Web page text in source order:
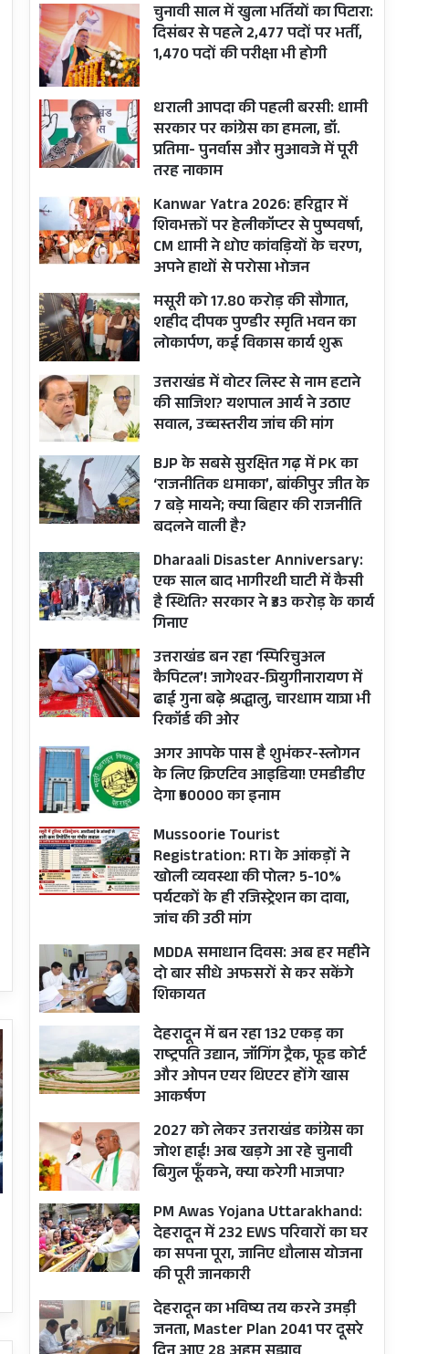
चुनावी साल में खुला भर्तियों का पिटारा:
दिसंबर से पहले 2,477 पदों पर भर्ती,
1,470 पदों की परीक्षा भी होगी
धराली आपदा की पहली बरसी: धामी
सरकार पर कांग्रेस का हमला, डॉ.
प्रतिमा- पुनर्वास और मुआवजे में पूरी
तरह नाकाम
Kanwar Yatra 2026: हरिद्वार में
शिवभक्तों पर हेलीकॉप्टर से पुष्पवर्षा,
CM धामी ने धोए कांवड़ियों के चरण,
अपने हाथों से परोसा भोजन
मसूरी को 17.80 करोड़ की सौगात,
शहीद दीपक पुण्डीर स्मृति भवन का
लोकार्पण, कई विकास कार्य शुरू
उत्तराखंड में वोटर लिस्ट से नाम हटाने
की साजिश? यशपाल आर्य ने उठाए
सवाल, उच्चस्तरीय जांच की मांग
BJP के सबसे सुरक्षित गढ़ में PK का
‘राजनीतिक धमाका’, बांकीपुर जीत के
7 बड़े मायने; क्या बिहार की राजनीति
बदलने वाली है?
Dharaali Disaster Anniversary:
एक साल बाद भागीरथी घाटी में कैसी
है स्थिति? सरकार ने ₹33 करोड़ के कार्य
गिनाए
उत्तराखंड बन रहा ‘स्पिरिचुअल
कैपिटल’! जागेश्वर-त्रियुगीनारायण में
ढाई गुना बढ़े श्रद्धालु, चारधाम यात्रा भी
रिकॉर्ड की ओर
अगर आपके पास है शुभंकर-स्लोगन
के लिए क्रिएटिव आइडिया! एमडीडीए
देगा ₹50000 का इनाम
Mussoorie Tourist
Registration: RTI के आंकड़ों ने
खोली व्यवस्था की पोल? 5-10%
पर्यटकों के ही रजिस्ट्रेशन का दावा,
जांच की उठी मांग
MDDA समाधान दिवस: अब हर महीने
दो बार सीधे अफसरों से कर सकेंगे
शिकायत
देहरादून में बन रहा 132 एकड़ का
राष्ट्रपति उद्यान, जॉगिंग ट्रैक, फूड कोर्ट
और ओपन एयर थिएटर होंगे खास
आकर्षण
2027 को लेकर उत्तराखंड कांग्रेस का
जोश हाई! अब खड़गे आ रहे चुनावी
बिगुल फूँकने, क्या करेगी भाजपा?
PM Awas Yojana Uttarakhand:
देहरादून में 232 EWS परिवारों का घर
का सपना पूरा, जानिए धौलास योजना
की पूरी जानकारी
देहरादून का भविष्य तय करने उमड़ी
जनता, Master Plan 2041 पर दूसरे